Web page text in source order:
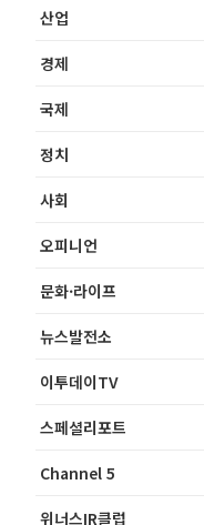
산업
경제
국제
정치
사회
오피니언
문화·라이프
뉴스발전소
이투데이TV
스페셜리포트
Channel 5
위너스IR클럽